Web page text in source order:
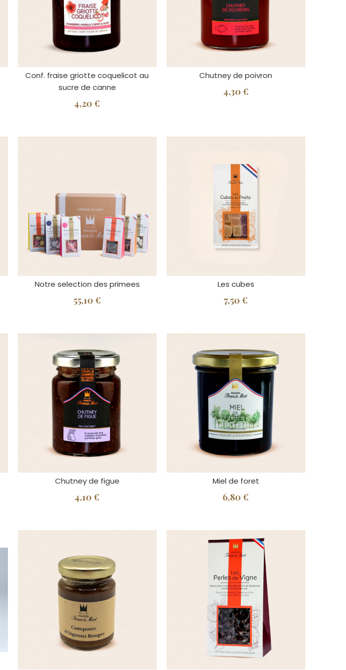
Conf. fraise griotte coquelicot au
sucre de canne
4,20 €
Chutney de poivron
4,30 €
Notre selection des primees
55,10 €
Les cubes
7,50 €
Chutney de figue
4,10 €
Miel de foret
6,80 €